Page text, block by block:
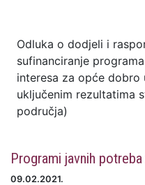
Odluka o dodjeli i
sufinanciranje
interesa za opće
uključenim rezultatima
područja)
Programi javnih
09.02.2021.